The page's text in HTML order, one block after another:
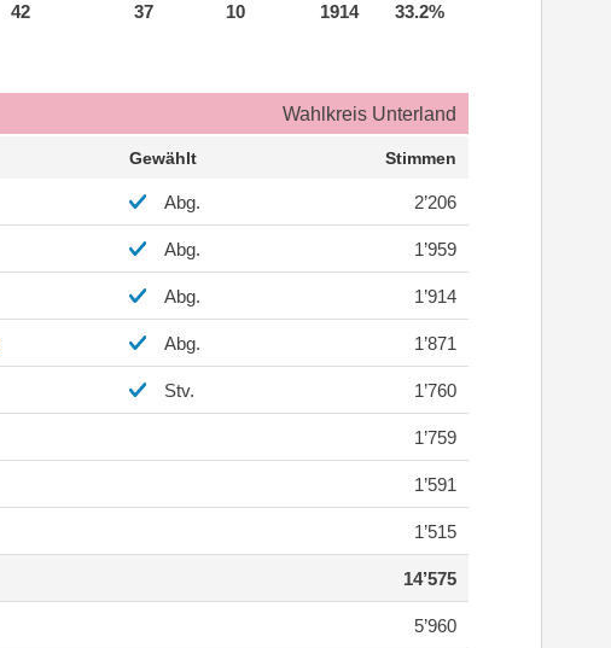
42 37 10 1914 33.2%
Wahlkreis Unterland
Gewählt Stimmen
Abg. 2’206
Abg. 1’959
Abg. 1’914
Abg. 1’871
Stv. 1’760
1’759
1’591
1’515
14’575
5’960